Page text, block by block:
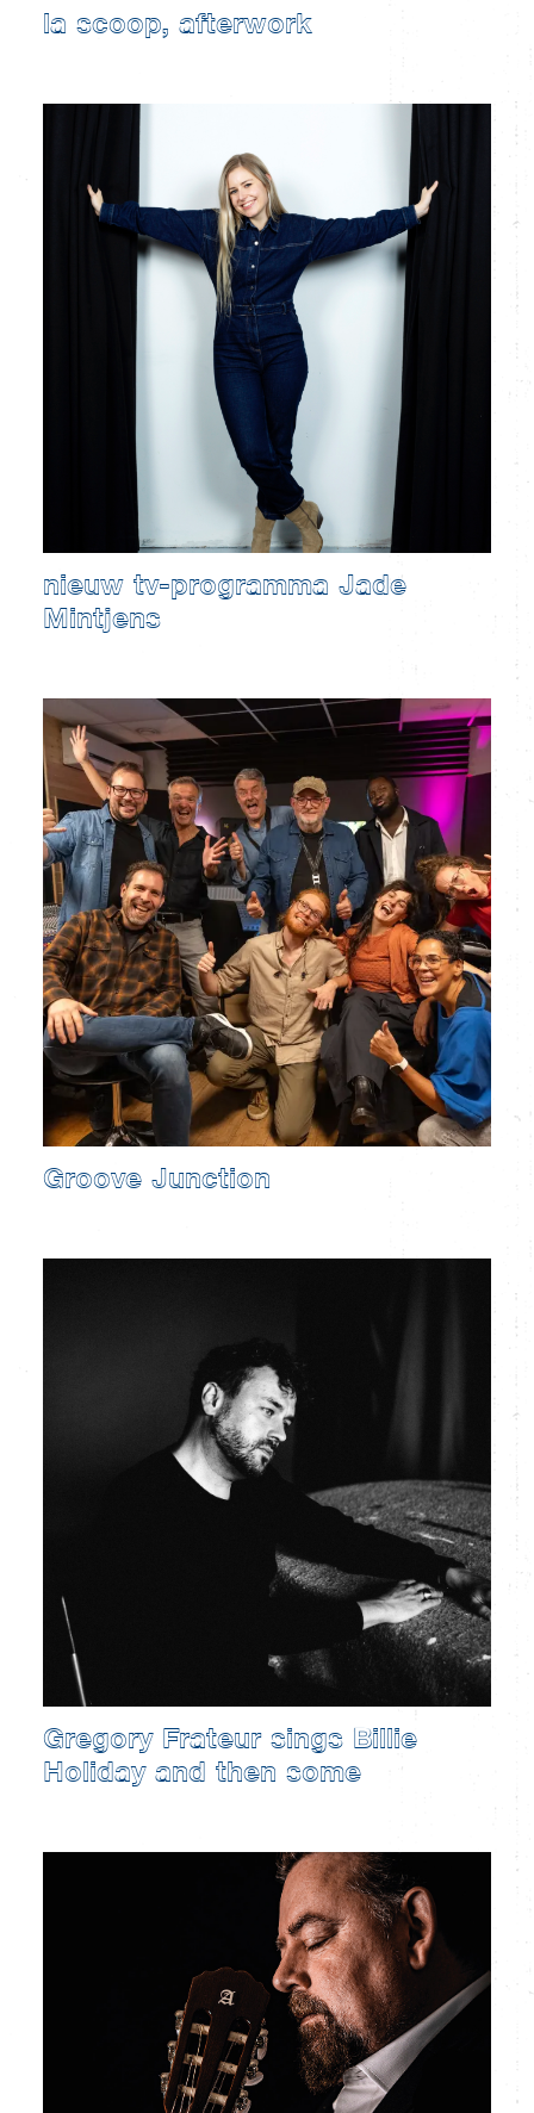
la scoop, afterwork
nieuw tv-programma Jade
Mintjens
Groove Junction
Gregory Frateur sings Billie
Holiday and then some